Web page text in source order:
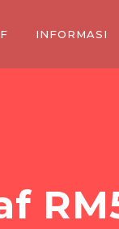
INFORMASI